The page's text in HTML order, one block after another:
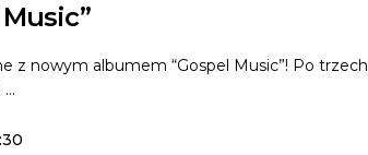
z nowym albumem “Gospel Music”! Po trzech